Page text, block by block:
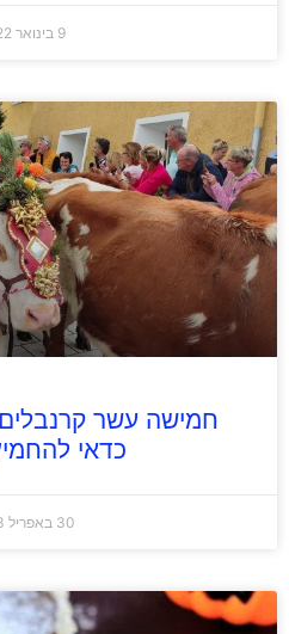
9 בינואר 2022
חמישה עשר
כדאי
30 באפריל 2023